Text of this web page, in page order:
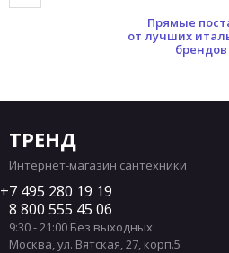
Прямые
от лучших
брендов
ТРЕНД
Интернет-магазин сантехники
7 495 280 19 19
8 800 555 45 06
9:30 - 21:00 Без выходных
Москва ул. Вятская, 27, корп.5